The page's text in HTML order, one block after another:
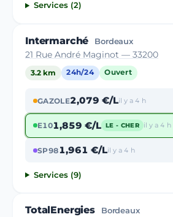
Services (2)
Intermarché Bordeaux
21 Rue André Maginot — 33200
3.2 km 24h/24 Ouvert
GAZOLE2,079 €/Lil y a 4 h
E101,859 €/L LE - CHER il y a 4 h
SP981,961 €/Lil y a 4 h
Services (9)
TotalEnergies Bordeaux